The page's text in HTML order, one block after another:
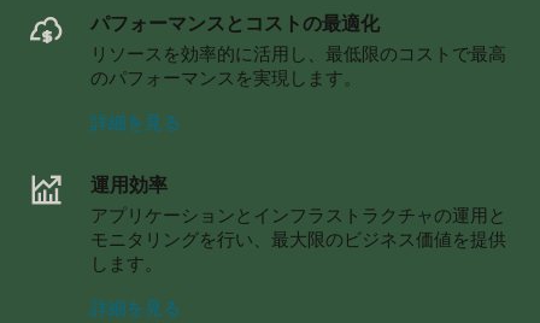
ラ
イ
ア
ン
て
と
耐
障
て
パフォーマンスとコストの最適化
リソースを効率的に活用し、最低限のコストで最高
のパフォーマンスを実現します。
詳細を見る
マ
ン
運用効率
アプリケーションとインフラストラクチャの運用と
モニタリングを行い、最大限のビジネス価値を提供
します。
詳細を見る